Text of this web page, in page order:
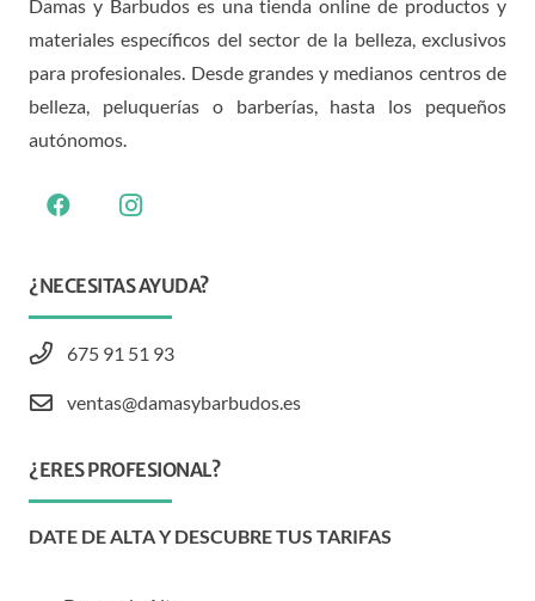
Damas y Barbudos es una tienda online de productos y
materiales específicos del sector de la belleza, exclusivos
para profesionales. Desde grandes y medianos centros de
belleza, peluquerías o barberías, hasta los pequeños
autónomos.
¿NECESITAS AYUDA?
675 91 51 93
ventas@damasybarbudos.es
¿ERES PROFESIONAL?
DATE DE ALTA Y DESCUBRE TUS TARIFAS